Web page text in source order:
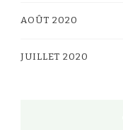
AOÛT 2020
JUILLET 2020